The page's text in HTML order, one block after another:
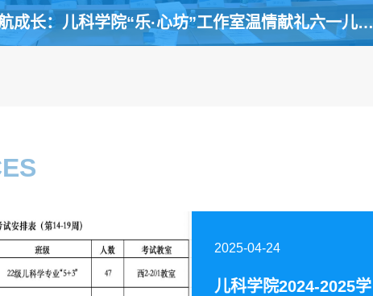
成长：儿科学院“乐·心坊”工作室温情献礼六一儿童
2025-04-24
儿科学院2024-2025学